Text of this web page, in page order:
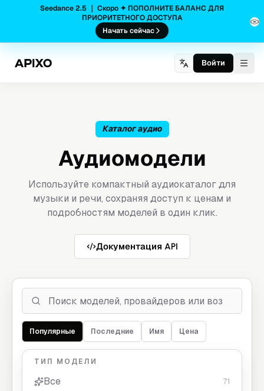
Seedance 2.5 ｜ Скоро ✦ ПОПОЛНИТЕ БАЛАНС ДЛЯ
ПРИОРИТЕТНОГО ДОСТУПА
Начать сейчас
Войти
Каталог аудио
Аудиомодели
Используйте компактный аудиокаталог для
музыки и речи, сохраняя доступ к ценам и
подробностям моделей в один клик.
Документация API
Популярные Последние Имя Цена
ТИП МОДЕЛИ
Все 71